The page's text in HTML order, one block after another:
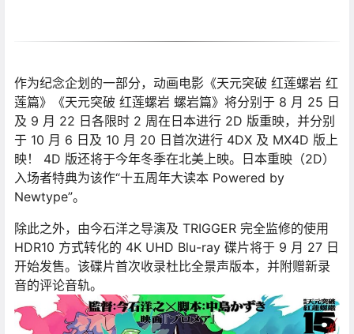
作为纪念企划的一部分，动画电影《天元突破 红莲螺岩 红
莲篇》《天元突破 红莲螺岩 螺岩篇》将分别于 8 月 25 日
及 9 月 22 日各限时 2 周在日本进行 2D 版重映，并分别
于 10 月 6 日及 10 月 20 日首次进行 4DX 及 MX4D 版上
映！ 4D 版还将于今年冬季在北美上映。日本重映（2D）
入场者特典为该作“十五周年大读本 Powered by
Newtype”。
除此之外，由今石洋之导演及 TRIGGER 完全监修的使用
HDR10 方式转化的 4K UHD Blu-ray 碟片将于 9 月 27 日
开始发售。该碟片首次收录杜比全景声版本，并附赠新录
音的评论音轨。